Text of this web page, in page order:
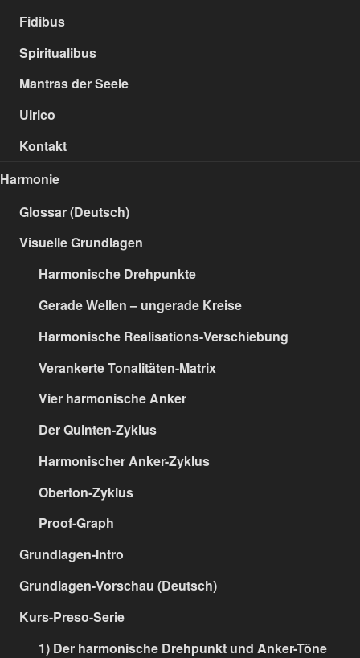
Fidibus
Spiritualibus
Mantras der Seele
Ulrico
Kontakt
Harmonie
Glossar (Deutsch)
Visuelle Grundlagen
Harmonische Drehpunkte
Gerade Wellen – ungerade Kreise
Harmonische Realisations-Verschiebung
Verankerte Tonalitäten-Matrix
Vier harmonische Anker
Der Quinten-Zyklus
Harmonischer Anker-Zyklus
Oberton-Zyklus
Proof-Graph
Grundlagen-Intro
Grundlagen-Vorschau (Deutsch)
Kurs-Preso-Serie
1) Der harmonische Drehpunkt und Anker-Töne